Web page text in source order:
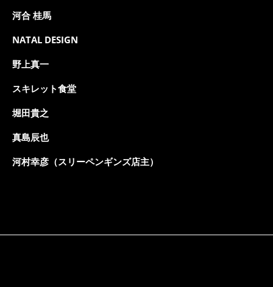
河合 桂馬
NATAL DESIGN
野上真一
スキレット食堂
堀田貴之
真島辰也
河村幸彦（スリーペンギンズ店主）